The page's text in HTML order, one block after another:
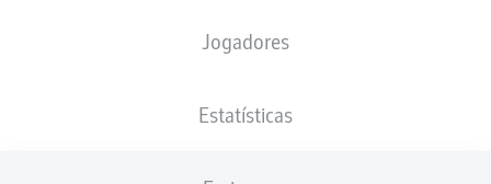
Jogadores
Estatísticas